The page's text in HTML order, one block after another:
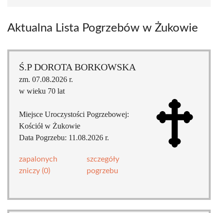
Aktualna Lista Pogrzebów w Żukowie
Ś.P DOROTA BORKOWSKA
zm. 07.08.2026 r.
w wieku 70 lat
Miejsce Uroczystości Pogrzebowej:
Kościół w Żukowie
Data Pogrzebu: 11.08.2026 r.
zapalonych
zniczy (0)
szczegóły
pogrzebu